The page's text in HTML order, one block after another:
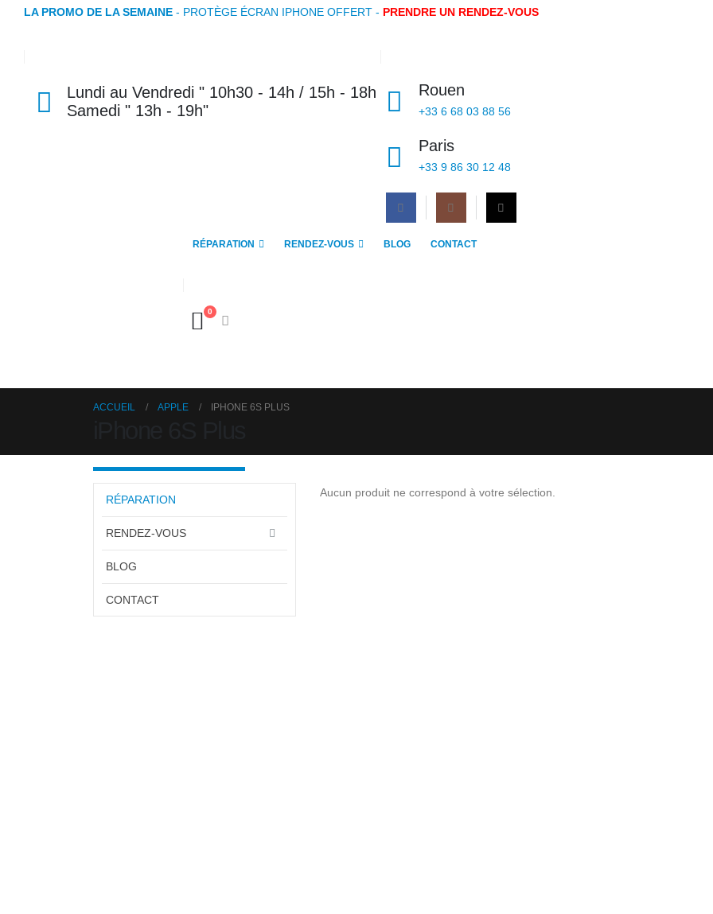
LA PROMO DE LA SEMAINE - PROTÈGE ÉCRAN IPHONE OFFERT - PRENDRE UN RENDEZ-VOUS
Lundi au Vendredi " 10h30 - 14h / 15h - 18h
Samedi " 13h - 19h"
Rouen
+33 6 68 03 88 56
Paris
+33 9 86 30 12 48
RÉPARATION RENDEZ-VOUS BLOG CONTACT
0
ACCUEIL APPLE IPHONE 6S PLUS
Aucun produit ne correspond à votre sélection.
RÉPARATION
RENDEZ-VOUS
BLOG
CONTACT